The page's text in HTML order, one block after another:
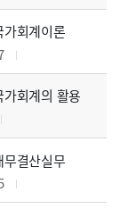
회계이론
회계의 활용
결산실무